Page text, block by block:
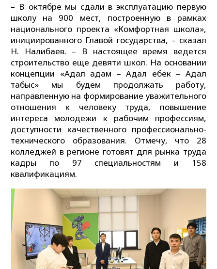
– В октябре мы сдали в эксплуатацию первую
школу на 900 мест, построенную в рамках
национального проекта «Комфортная школа»,
инициированного Главой государства, – сказал
Н. Налибаев. – В настоящее время ведется
строительство еще девяти школ. На основании
концепции «Адал адам – Адал еңбек – Адал
табыс» мы будем продолжать работу,
направленную на формирование уважительного
отношения к человеку труда, повышение
интереса молодежи к рабочим профессиям,
доступности качественного профессионально-
технического образования. Отмечу, что 28
колледжей в регионе готовят для рынка труда
кадры по 97 специальностям и 158
квалификациям.